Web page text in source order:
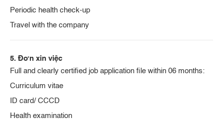
Periodic health check-up
Travel with the company
5. Đơn xin việc
Full and clearly certified job application file within 06 months:
Curriculum vitae
ID card/ CCCD
Health examination